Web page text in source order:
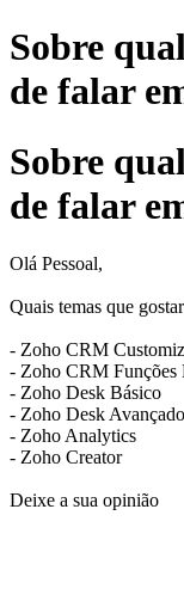
Sobre
de falar
Sobre
de falar
Olá Pessoal,
Quais temas que
- Zoho CRM
- Zoho CRM Funções
- Zoho Desk Básico
- Zoho Desk Avançado
- Zoho Analytics
- Zoho Creator
Deixe a sua opinião